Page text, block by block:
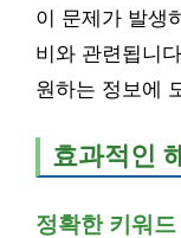
이 문제가 발생
비와 관련됩니
원하는 정보에
효과적인
정확한 키워